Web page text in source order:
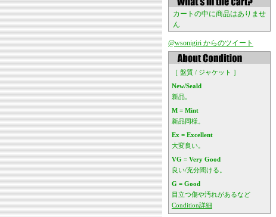
カートの中に商品はありませ
ん
@wsonigiri からのツイート
［ 盤質 / ジャケット ］
New/Seald
新品。
M = Mint
新品同様。
Ex = Excellent
大変良い。
VG = Very Good
良い/充分聞ける。
G = Good
目立つ傷や汚れがあるなど
Condition詳細